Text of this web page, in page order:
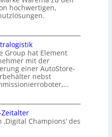
hochwertigen,
Group hat Element
mit der
einer AutoStore-
nebst
Champions‘ des